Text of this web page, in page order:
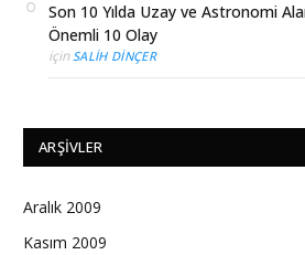
Son 10 Yılda Uzay ve Astronomi
Önemli 10 Olay
içinSALIH DINÇER
ARŞIVLER
Aralık 2009
Kasım 2009